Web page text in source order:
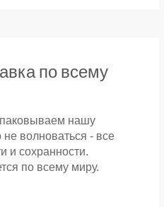
по всему
нашу
волноваться - все
и сохранности.
по всему миру.